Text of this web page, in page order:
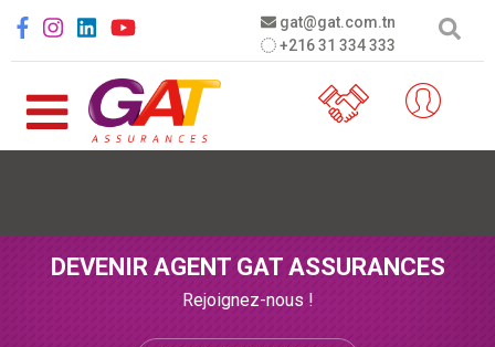
gat@gat.com.tn
+216 31 334 333
Social menu
DEVENIR AGENT GAT ASSURANCES
Rejoignez-nous !